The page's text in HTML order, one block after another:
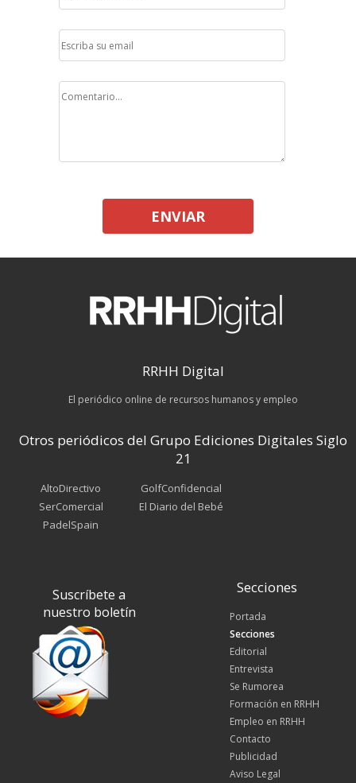
ENVIAR
RRHH Digital
El periódico online de recursos humanos y empleo
Otros periódicos del Grupo Ediciones Digitales Siglo
21
AltoDirectivo
SerComercial
PadelSpain
GolfConfidencial
El Diario del Bebé
Suscríbete a
nuestro boletín
Secciones
Portada
Secciones
Editorial
Entrevista
Se Rumorea
Formación en RRHH
Empleo en RRHH
Contacto
Publicidad
Aviso Legal